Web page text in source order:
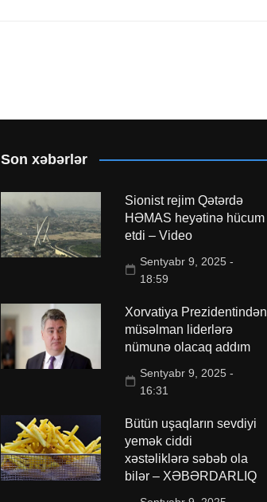
Son xəbərlər
Sionist rejim Qətərdə
HƏMAS heyətinə hücum
etdi – Video
Sentyabr 9, 2025 -
18:59
Xorvatiya Prezidentindən
müsəlman liderlərə
nümunə olacaq addım
Sentyabr 9, 2025 -
16:31
Bütün uşaqların sevdiyi
yemək ciddi
xəstəliklərə səbəb ola
bilər – XƏBƏRDARLIQ